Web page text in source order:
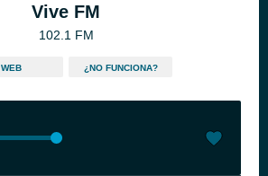
Vive FM
102.1 FM
WEB ¿NO FUNCIONA?